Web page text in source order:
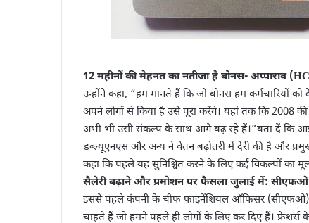
12 महीनों की मेहनत का नतीजा है बोनस- अप्पाराव
उन्होंने कहा, “हम मानते हैं कि जो बोनस हम कर्मचारियों
अपने लोगों से किया है उसे पूरा करेंगे। यहां तक कि 2008 की
अभी भी उसी संकल्प के साथ आगे बढ़ रहे हैं।”बता दें कि
डब्ल्यूएनएस और अन्य ने वेतन बढ़ोतरी में देरी की है और प्रमुख
कहा कि पहले यह सुनिश्चित करने के लिए कई विकल्पों का
सैलेरी बढ़ाने और प्रमोशन पर फैसला जुलाई में: सीएफओ
इससे पहले कंपनी के चीफ फाइनेंशियल ऑफिसर (सीएफओ)
चाहते हैं जो हमने पहले ही लोगों के लिए कर दिए हैं। फ्रेशर्स